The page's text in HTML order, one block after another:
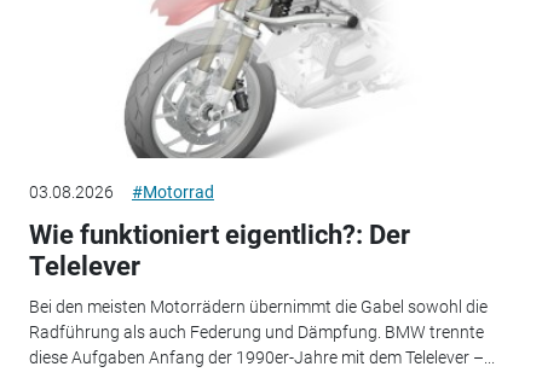
03.08.2026 #Motorrad
Wie funktioniert eigentlich?: Der
Telelever
Bei den meisten Motorrädern übernimmt die Gabel sowohl die
Radführung als auch Federung und Dämpfung. BMW trennte
diese Aufgaben Anfang der 1990er-Jahre mit dem Telelever –...